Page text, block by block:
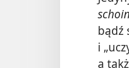
bądź
i
a